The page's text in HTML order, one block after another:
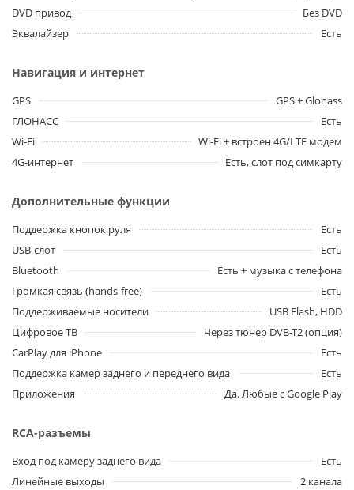
DVD привод
Без DVD
Эквалайзер
Есть
Навигация и интернет
GPS
GPS + Glonass
ГЛОНАСС
Есть
Wi-Fi
Wi-Fi + встроен 4G/LTE модем
4G-интернет
Есть, слот под симкарту
Дополнительные функции
Поддержка кнопок руля
Есть
USB-слот
Есть
Bluetooth
Есть + музыка с телефона
Громкая связь (hands-free)
Есть
Поддерживаемые носители
USB Flash, HDD
Цифровое ТВ
Через тюнер DVB-T2 (опция)
CarPlay для iPhone
Есть
Поддержка камер заднего и переднего вида
Есть
Приложения
Да. Любые с Google Play
RCA-разъемы
Вход под камеру заднего вида
Есть
Линейные выходы
2 канала